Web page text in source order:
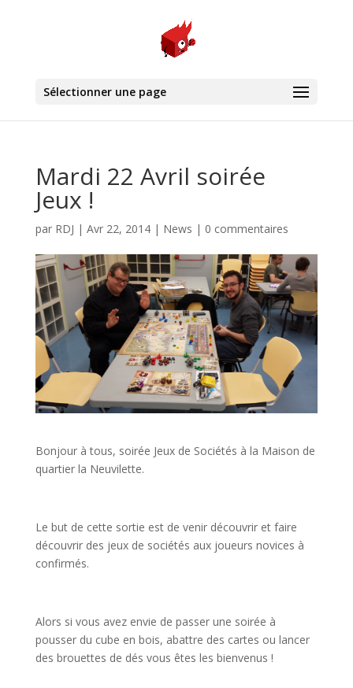
Sélectionner une page
Mardi 22 Avril soirée
Jeux !
par RDJ | Avr 22, 2014| News | 0 commentaires
Bonjour à tous, soirée Jeux de Sociétés à la Maison de
quartier la Neuvilette.
Le but de cette sortie est de venir découvrir et faire
découvrir des jeux de sociétés aux joueurs novices à
confirmés.
Alors si vous avez envie de passer une soirée à
pousser du cube en bois, abattre des cartes ou lancer
des brouettes de dés vous êtes les bienvenus !